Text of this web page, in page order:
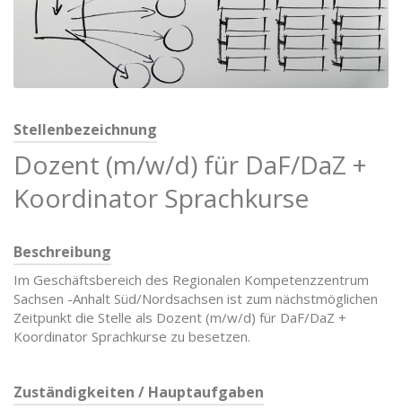
Stellenbezeichnung
Dozent (m/w/d) für DaF/DaZ +
Koordinator Sprachkurse
Beschreibung
Im Geschäftsbereich des Regionalen Kompetenzzentrum
Sachsen -Anhalt Süd/Nordsachsen ist zum nächstmöglichen
Zeitpunkt die Stelle als Dozent (m/w/d) für DaF/DaZ +
Koordinator Sprachkurse zu besetzen.
Zuständigkeiten / Hauptaufgaben